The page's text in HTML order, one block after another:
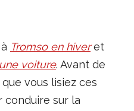
Tromso en hiveret
voiture. Avant de
que vous lisiez ces
conduire sur la